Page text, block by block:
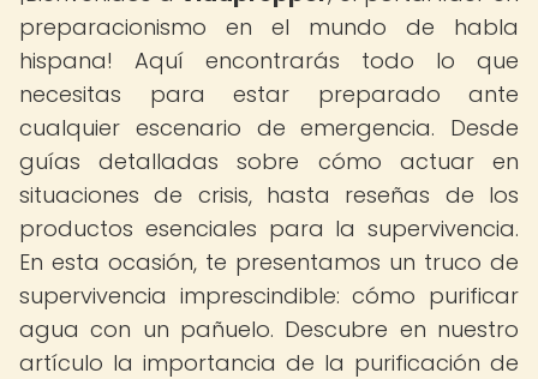
preparacionismo en el mundo de habla
hispana! Aquí encontrarás todo lo que
necesitas para estar preparado ante
cualquier escenario de emergencia. Desde
guías detalladas sobre cómo actuar en
situaciones de crisis, hasta reseñas de los
productos esenciales para la supervivencia.
En esta ocasión, te presentamos un truco de
supervivencia imprescindible: cómo purificar
agua con un pañuelo. Descubre en nuestro
artículo la importancia de la purificación de